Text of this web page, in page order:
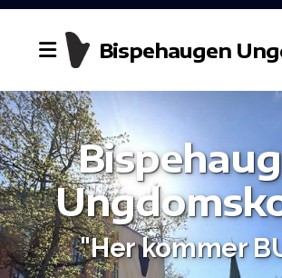
Bispehaugen
"Her kommer
Historie
Styret
Dirigent